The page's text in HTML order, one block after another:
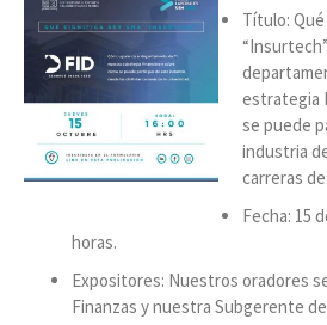
Título:
estrategia
se puede
industria
carreras
Fecha: 15
horas.
Expositores: Nuestros oradores
Finanzas y nuestra Subgerente